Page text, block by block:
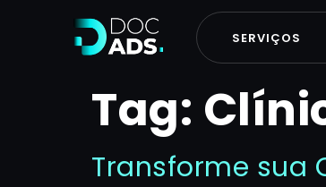
SERVIÇOS
Tag:
Transforme sua